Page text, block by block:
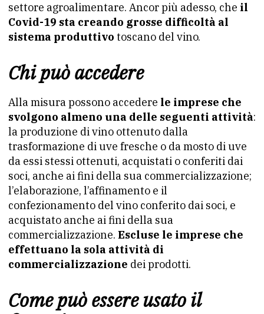
settore agroalimentare. Ancor più adesso, che il
Covid-19 sta creando grosse difficoltà al
sistema produttivo toscano del vino.
Chi può accedere
Alla misura possono accedere le imprese che
svolgono almeno una delle seguenti attività:
la produzione di vino ottenuto dalla
trasformazione di uve fresche o da mosto di uve
da essi stessi ottenuti, acquistati o conferiti dai
soci, anche ai fini della sua commercializzazione;
l’elaborazione, l’affinamento e il
confezionamento del vino conferito dai soci, e
acquistato anche ai fini della sua
commercializzazione. Escluse le imprese che
effettuano la sola attività di
commercializzazione dei prodotti.
Come può essere usato il